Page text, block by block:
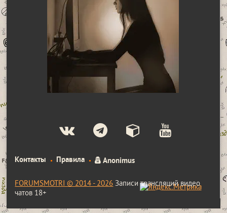
Контакты Правила Anonimus
FORUMSMOTRI © 2014 - 2026Записи трансляций видео
чатов 18+